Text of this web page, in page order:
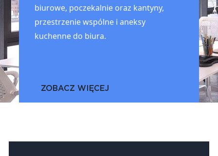
biurowe, poczekalnie oraz kantyny,
przestrzenie wspólne i aneksy
kuchenne do biura.
ZOBACZ WIĘCEJ